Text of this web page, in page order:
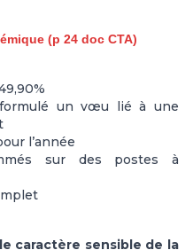
(p 24 doc CTA)
un vœu lié à une
l’année
sur des postes à
caractère sensible de la